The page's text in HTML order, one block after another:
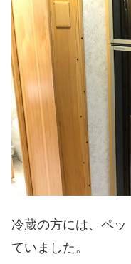
冷蔵の方には、ペ
ていました。